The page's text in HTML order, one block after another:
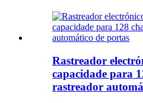
Rastreador
capacidade para
rastreador